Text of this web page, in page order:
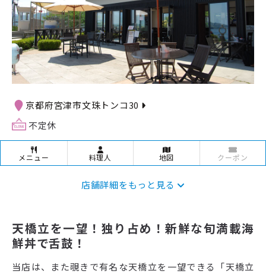
京都府宮津市文珠トンコ30
不定休
メニュー 料理人 地図 クーポン
店舗詳細をもっと見る
天橋立を一望！独り占め！新鮮な旬満載海
鮮丼で舌鼓！
当店は、また覗きで有名な天橋立を一望できる「天橋立